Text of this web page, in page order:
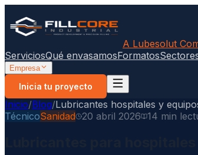
A Lubesolut
ServiciosQué envasamosFormatos
Empresa
Inicia tu proyecto
Inicio/Blog/Lubricantes hospitales y
TécnicoSanidad 20 abril 2026 14 min